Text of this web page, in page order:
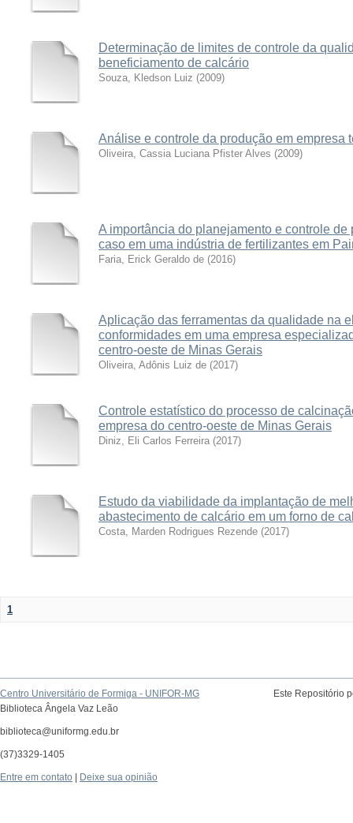
Determinação de limites de controle da
beneficiamento de calcário
Souza, Kledson Luiz (2009)
Análise e controle da produção em empresa
Oliveira, Cassia Luciana Pfister Alves (2009)
A importância do planejamento e controle
caso em uma indústria de fertilizantes em
Faria, Erick Geraldo de (2016)
Aplicação das ferramentas da qualidade na
conformidades em uma empresa
centro-oeste de Minas Gerais
Oliveira, Adônis Luiz de (2017)
Controle estatístico do processo de
empresa do centro-oeste de Minas Gerais
Diniz, Eli Carlos Ferreira (2017)
Estudo da viabilidade da implantação de
abastecimento de calcário em um forno de
Costa, Marden Rodrigues Rezende (2017)
1
Centro Universitário de Formiga - UNIFOR-MG
Biblioteca Ângela Vaz Leão
biblioteca@uniformg.edu.br
(37)3329-1405
Este Repositório
Entre em contato Deixe sua opinião